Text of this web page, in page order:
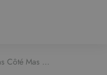
Domaines Paul Mas Côté Mas Sauvignon Vermentino